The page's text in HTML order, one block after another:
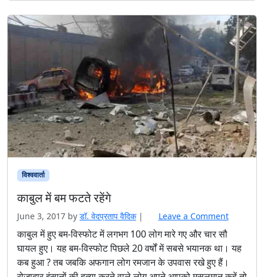
विश्ववार्ता
काबुल में बम फटते रहेंगे
June 3, 2017byडॉ. वेदप्रताप वैदिक | Leave a Comment
काबुल में हुए बम-विस्फोट में लगभग 100 लोग मारे गए और चार सौ
घायल हुए। यह बम-विस्फोट पिछले 20 वर्षों में सबसे भयानक था। यह
कब हुआ ? तब जबकि अफगान लोग रमजान के उपवास रखे हुए हैं।
रोज़ादार इंसानों की हत्या करने वाले लोग अपने आपको मुसलमान कहें तो
उनको शर्म आनी चाहिए। ये […]
Read more »
Afghan Kabul bombing
Muslim